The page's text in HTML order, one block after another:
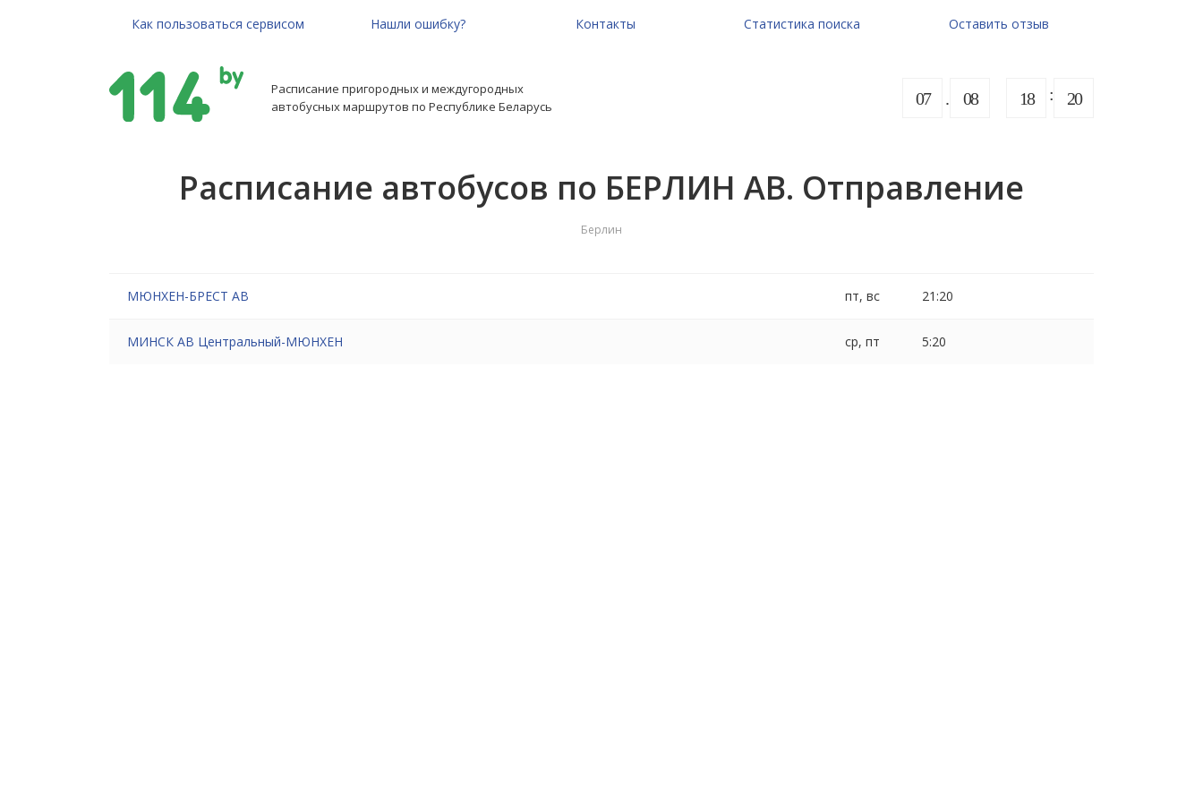
Как пользоваться сервисом Нашли ошибку? Контакты Статистика поиска Оставить отзыв
Расписание пригородных и междугородных
автобусных маршрутов по Республике Беларусь
07 08 18 20
Расписание автобусов по БЕРЛИН АВ. Отправление
Берлин
МЮНХЕН-БРЕСТ АВ пт, вс 21:20
МИНСК АВ Центральный-МЮНХЕН ср, пт 5:20